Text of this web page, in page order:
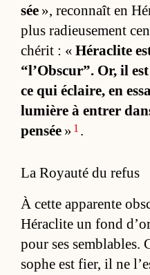
sée », re­con­naît en
plus ra­dieu­se­ment
ché­rit : « Hé­ra­clite
“l’Obs­cur”. Or, il
ce qui éclai­re, en
lu­mière à en­trer
pen­sée » 1 .
La Royauté du refus
À cette ap­pa­rente
Hé­ra­clite un fond
pour ses
sophe est fier, il ne